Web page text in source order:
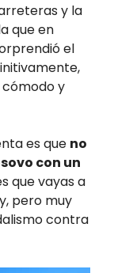
y la
que en
el
y
es que no
con un
que vayas a
pero muy
contra